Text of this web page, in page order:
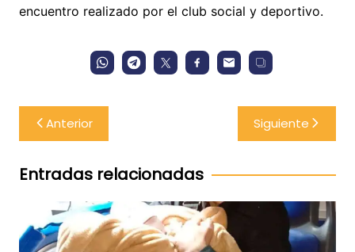
encuentro realizado por el club social y deportivo.
Navegación
de
entradas
Anterior Siguiente
Entradas relacionadas